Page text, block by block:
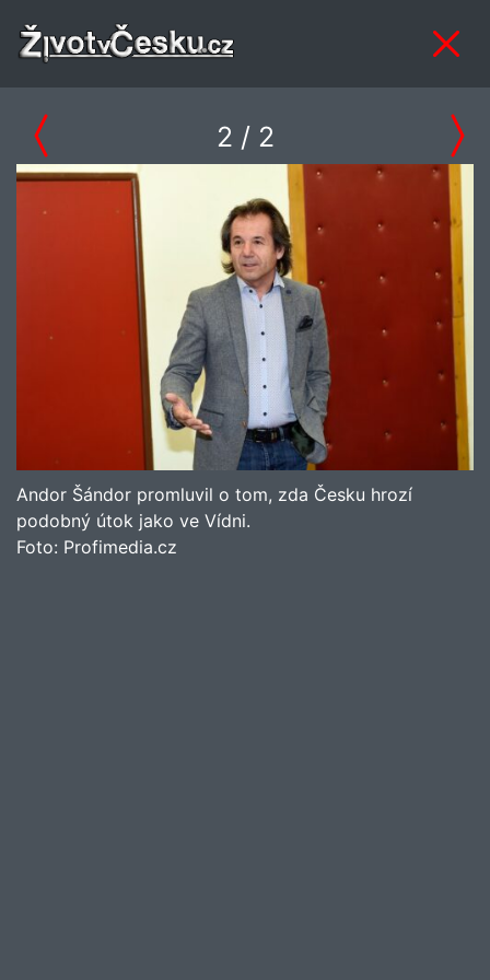
2 / 2
Andor Šándor promluvil o tom, zda Česku hrozí
podobný útok jako ve Vídni.
Foto: Profimedia.cz